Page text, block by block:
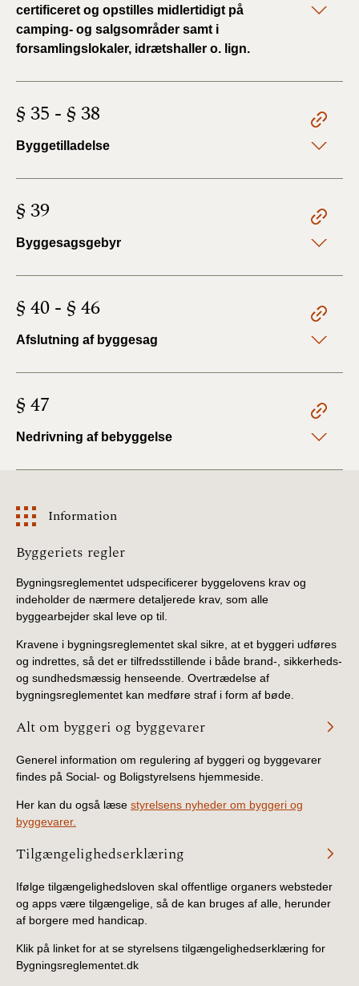
certificeret og opstilles midlertidigt på
camping- og salgsområder samt i
forsamlingslokaler, idrætshaller o. lign.
§ 35 - § 38
Byggetilladelse
§ 39
Byggesagsgebyr
§ 40 - § 46
Afslutning af byggesag
§ 47
Nedrivning af bebyggelse
Information
Information
Byggeriets regler
Bygningsreglementet udspecificerer byggelovens krav og
indeholder de nærmere detaljerede krav, som alle
byggearbejder skal leve op til.
Kravene i bygningsreglementet skal sikre, at et byggeri udføres
og indrettes, så det er tilfredsstillende i både brand-, sikkerheds-
og sundhedsmæssig henseende. Overtrædelse af
bygningsreglementet kan medføre straf i form af bøde.
Alt om byggeri og byggevarer
Generel information om regulering af byggeri og byggevarer
findes på Social- og Boligstyrelsens hjemmeside.
Her kan du også læse styrelsens nyheder om byggeri og
byggevarer.
Tilgængelighedserklæring
Ifølge tilgængelighedsloven skal offentlige organers websteder
og apps være tilgængelige, så de kan bruges af alle, herunder
af borgere med handicap.
Klik på linket for at se styrelsens tilgængelighedserklæring for
Bygningsreglementet.dk